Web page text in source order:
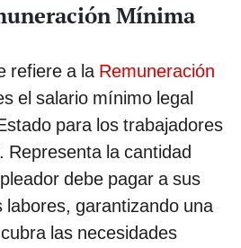
Mínima
refiere a la Remuneración
el salario mínimo legal
para los trabajadores
Representa la cantidad
debe pagar a sus
labores, garantizando una
las necesidades